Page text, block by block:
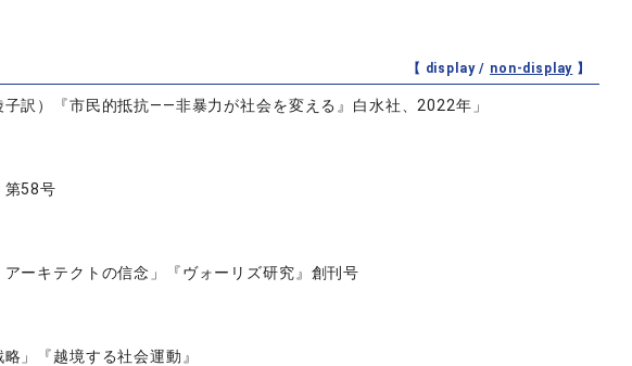
【 display / non-display 】
訳）『市民的抵抗――非暴力が社会を変える』白水社、2022年」
第58号
ーキテクトの信念」『ヴォーリズ研究』創刊号
」『越境する社会運動』